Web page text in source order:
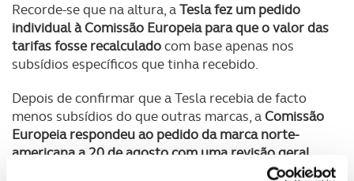
Recorde-se que na altura, aTesla fez um pedido
individual à Comissão Europeia para que o valor das
tarifas fosse recalculadocom base apenas nos
subsídios específicos que tinha recebido.
Depois de confirmar que a Tesla recebia de facto
menos subsídios do que outras marcas, aComissão
Europeia respondeu ao pedido da marca norte-
americana a 20 de agosto com uma revisão geral